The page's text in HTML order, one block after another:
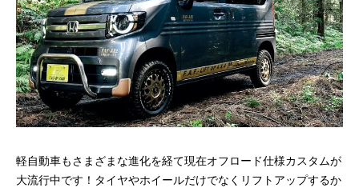
軽自動車もさまざまな進化を経て現在オフロード仕様カスタムが
大流行中です！タイヤやホイールだけでなくリフトアップするか